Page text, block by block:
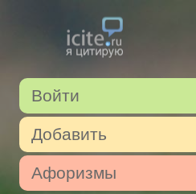
Войти
Добавить
Афоризмы